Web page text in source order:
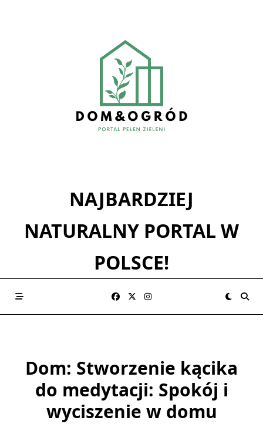
NAJBARDZIEJ
NATURALNY PORTAL W
POLSCE!
Dom: Stworzenie kącika
do medytacji: Spokój i
wyciszenie w domu